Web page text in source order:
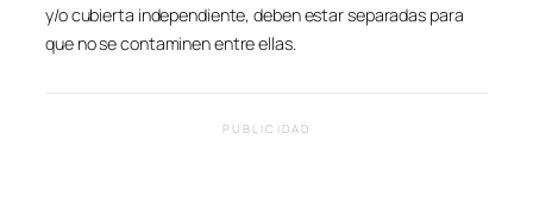
y/o cubierta independiente, deben estar separadas para
que no se contaminen entre ellas.
PUBLICIDAD